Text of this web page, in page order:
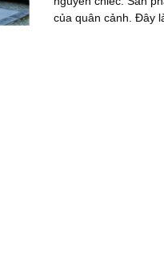
của quân cảnh. Đây